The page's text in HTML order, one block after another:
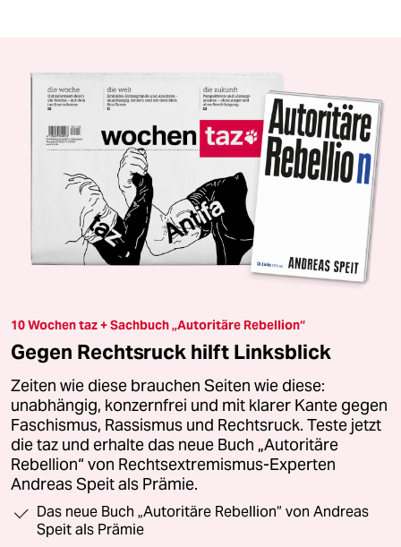
10 Wochen taz + Sachbuch „Autoritäre Rebellion“
Gegen Rechtsruck hilft Linksblick
Zeiten wie diese brauchen Seiten wie diese:
unabhängig, konzernfrei und mit klarer Kante gegen
Faschismus, Rassismus und Rechtsruck. Teste jetzt
die taz und erhalte das neue Buch „Autoritäre
Rebellion“ von Rechtsextremismus-Experten
Andreas Speit als Prämie.
Das neue Buch „Autoritäre Rebellion“ von Andreas
Speit als Prämie